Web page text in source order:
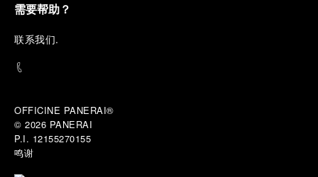
需要帮助？
联系我们.
OFFICINE PANERAI®
© 2026 PANERAI
P.I. 12155270155
鸣谢